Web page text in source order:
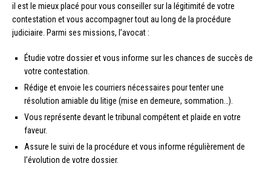
il est le mieux placé pour vous conseiller sur la légitimité de votre
contestation et vous accompagner tout au long de la procédure
judiciaire. Parmi ses missions, l’avocat :
Étudie votre dossier et vous informe sur les chances de succès de
votre contestation.
Rédige et envoie les courriers nécessaires pour tenter une
résolution amiable du litige (mise en demeure, sommation…).
Vous représente devant le tribunal compétent et plaide en votre
faveur.
Assure le suivi de la procédure et vous informe régulièrement de
l’évolution de votre dossier.